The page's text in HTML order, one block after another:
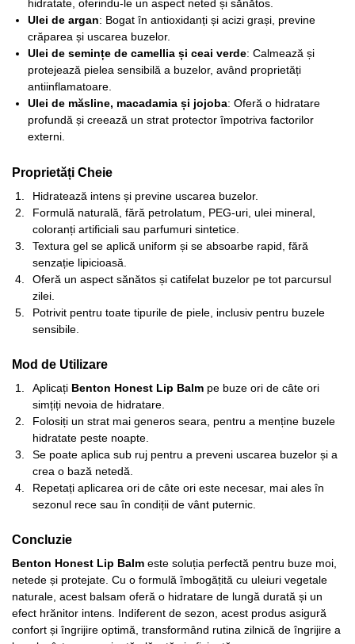
hidratate, oferindu-le un aspect neted și sănătos.
Ulei de argan: Bogat în antioxidanți și acizi grași, previne
crăparea și uscarea buzelor.
Ulei de semințe de camellia și ceai verde: Calmează și
protejează pielea sensibilă a buzelor, având proprietăți
antiinflamatoare.
Ulei de măsline, macadamia și jojoba: Oferă o hidratare
profundă și creează un strat protector împotriva factorilor
externi.
Proprietăți Cheie
Hidratează intens și previne uscarea buzelor.
Formulă naturală, fără petrolatum, PEG-uri, ulei mineral,
coloranți artificiali sau parfumuri sintetice.
Textura gel se aplică uniform și se absoarbe rapid, fără
senzație lipicioasă.
Oferă un aspect sănătos și catifelat buzelor pe tot parcursul
zilei.
Potrivit pentru toate tipurile de piele, inclusiv pentru buzele
sensibile.
Mod de Utilizare
Aplicați Benton Honest Lip Balm pe buze ori de câte ori
simțiți nevoia de hidratare.
Folosiți un strat mai generos seara, pentru a menține buzele
hidratate peste noapte.
Se poate aplica sub ruj pentru a preveni uscarea buzelor și a
crea o bază netedă.
Repetați aplicarea ori de câte ori este necesar, mai ales în
sezonul rece sau în condiții de vânt puternic.
Concluzie
Benton Honest Lip Balm este soluția perfectă pentru buze moi,
netede și protejate. Cu o formulă îmbogățită cu uleiuri vegetale
naturale, acest balsam oferă o hidratare de lungă durată și un
efect hrănitor intens. Indiferent de sezon, acest produs asigură
confort și îngrijire optimă, transformând rutina zilnică de îngrijire a